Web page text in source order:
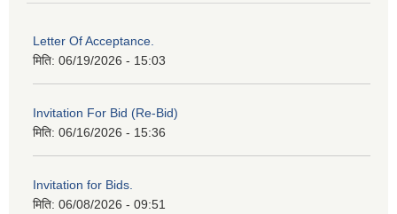
Letter Of Acceptance.
मिति: 06/19/2026 - 15:03
Invitation For Bid (Re-Bid)
मिति: 06/16/2026 - 15:36
Invitation for Bids.
मिति: 06/08/2026 - 09:51